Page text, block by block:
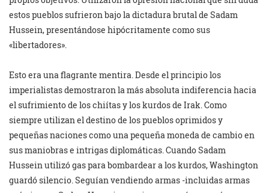
estos pueblos sufrieron bajo la dictadura brutal de Sadam
Hussein, presentándose hipócritamente como sus
«libertadores».
Esto era una flagrante mentira. Desde el principio los
imperialistas demostraron la más absoluta indiferencia hacia
el sufrimiento de los chiítas y los kurdos de Irak. Como
siempre utilizan el destino de los pueblos oprimidos y
pequeñas naciones como una pequeña moneda de cambio en
sus maniobras e intrigas diplomáticas. Cuando Sadam
Hussein utilizó gas para bombardear a los kurdos, Washington
guardó silencio. Seguían vendiendo armas -incluidas armas